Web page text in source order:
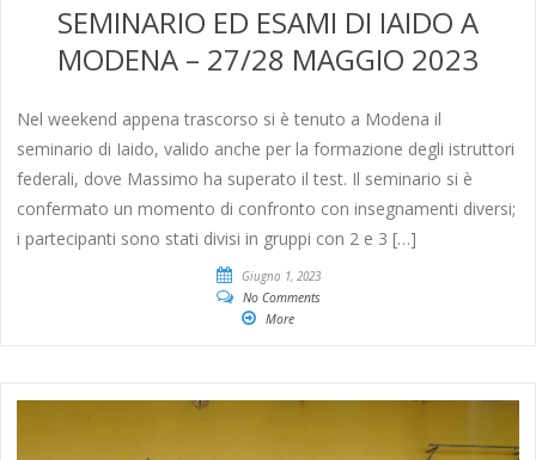
SEMINARIO ED ESAMI DI IAIDO A
MODENA – 27/28 MAGGIO 2023
Nel weekend appena trascorso si è tenuto a Modena il
seminario di Iaido, valido anche per la formazione degli istruttori
federali, dove Massimo ha superato il test. Il seminario si è
confermato un momento di confronto con insegnamenti diversi;
i partecipanti sono stati divisi in gruppi con 2 e 3 […]
Giugno 1, 2023
No Comments
More